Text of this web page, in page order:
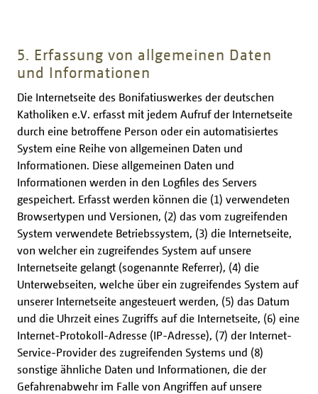
5. Erfassung von allgemeinen Daten
und Informationen
Die Internetseite des Bonifatiuswerkes der deutschen
Katholiken e.V. erfasst mit jedem Aufruf der Internetseite
durch eine betroffene Person oder ein automatisiertes
System eine Reihe von allgemeinen Daten und
Informationen. Diese allgemeinen Daten und
Informationen werden in den Logfiles des Servers
gespeichert. Erfasst werden können die (1) verwendeten
Browsertypen und Versionen, (2) das vom zugreifenden
System verwendete Betriebssystem, (3) die Internetseite,
von welcher ein zugreifendes System auf unsere
Internetseite gelangt (sogenannte Referrer), (4) die
Unterwebseiten, welche über ein zugreifendes System auf
unserer Internetseite angesteuert werden, (5) das Datum
und die Uhrzeit eines Zugriffs auf die Internetseite, (6) eine
Internet-Protokoll-Adresse (IP-Adresse), (7) der Internet-
Service-Provider des zugreifenden Systems und (8)
sonstige ähnliche Daten und Informationen, die der
Gefahrenabwehr im Falle von Angriffen auf unsere